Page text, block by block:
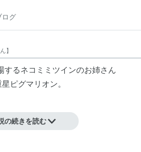
ログ
】
するネコミミツインのお姉さん
ピグマリオン。
の続きを読む